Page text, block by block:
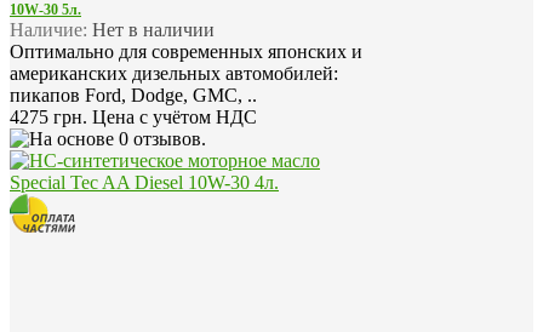
10W-30 5л.
Наличие: Нет в наличии
Оптимально для современных японских и
американских дизельных автомобилей:
пикапов Ford, Dodge, GMC, ..
4275 грн. Цена с учётом НДС